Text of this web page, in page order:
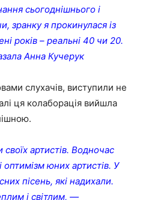
сьогоднішнього і
зранку я прокинулася із
років – реальні 40 чи 20.
Анна Кучерук
слухачів, виступили не
ця колаборація вийшла
артистів. Водночас
оптимізм юних артистів. У
пісень, які надихали.
і світлим, —